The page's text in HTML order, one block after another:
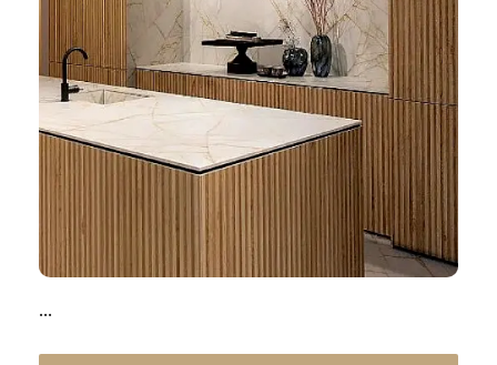
Napisao/la:
Pločice za kuhinju — trendovi, formati, cene i
saveti za izbor (2026)
16.04.2026
...